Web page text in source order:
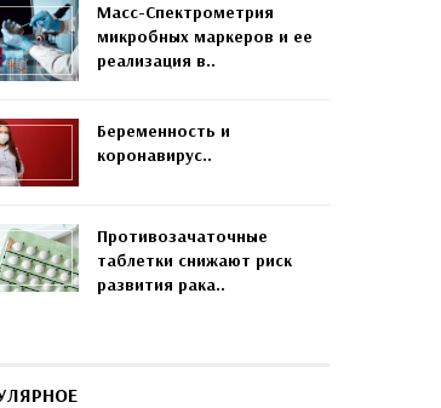
Масс-Спектрометрия
микробных маркеров и ее
реализация в..
Беременность и
коронавирус..
Противозачаточные
таблетки снижают риск
развития рака..